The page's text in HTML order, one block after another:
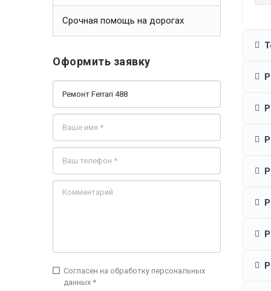
Срочная помощь на дорогах
Оформить заявку
check_box_outline_blank Согласен на обработку персональных
данных *